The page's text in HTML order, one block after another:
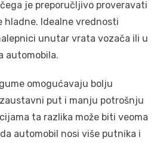
je preporučljivo proveravati
hladne. Idealne vrednosti
unutar vrata vozača ili u
automobila.
omogućavaju bolju
put i manju potrošnju
ta razlika može biti veoma
automobil nosi više putnika i